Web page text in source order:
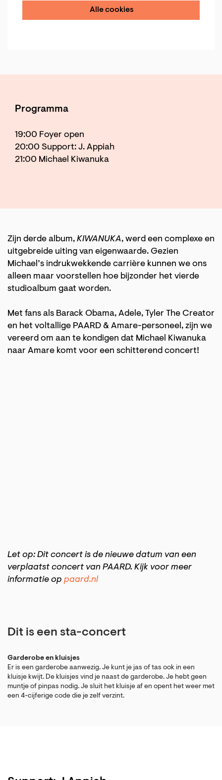
Alle cookies
Programma
19:00 Foyer open
20:00 Support: J. Appiah
21:00 Michael Kiwanuka
Zijn derde album, KIWANUKA, werd een complexe en
uitgebreide uiting van eigenwaarde. Gezien
Michael’s indrukwekkende carrière kunnen we ons
alleen maar voorstellen hoe bijzonder het vierde
studioalbum gaat worden.
Met fans als Barack Obama, Adele, Tyler The Creator
en het voltallige PAARD & Amare-personeel, zijn we
vereerd om aan te kondigen dat Michael Kiwanuka
naar Amare komt voor een schitterend concert!
Let op: Dit concert is de nieuwe datum van een
verplaatst concert van PAARD. Kijk voor meer
informatie op paard.nl
Dit is een sta-concert
Garderobe en kluisjes
Er is een garderobe aanwezig. Je kunt je jas of tas ook in een
kluisje kwijt. De kluisjes vind je naast de garderobe. Je hebt geen
muntje of pinpas nodig. Je sluit het kluisje af en opent het weer met
een 4-cijferige code die je zelf verzint.